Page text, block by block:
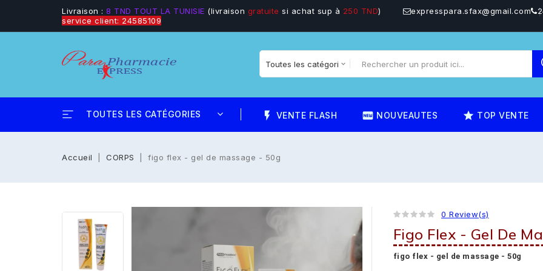
Livraison : 8 TND TOUT LA TUNISIE (livraison gratuite si achat sup à 250 TND)
service client: 24585109
expresspara.sfax@gmail.com
TOUTES LES CATÉGORIES flash_on VENTE FLASH fiber_new NOUVEAUTES star_rate
TOP VENTE
Accueil CORPS figo flex - gel de massage - 50g
0 Review(s)
Figo Flex - Gel De
figo flex - gel de massage - 50g